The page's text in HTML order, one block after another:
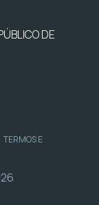
DE
TERMOS E